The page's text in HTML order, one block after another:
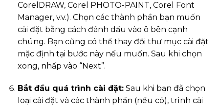
CorelDRAW, Corel PHOTO-PAINT, Corel Font
Manager, v.v.). Chọn các thành phần bạn muốn
cài đặt bằng cách đánh dấu vào ô bên cạnh
chúng. Bạn cũng có thể thay đổi thư mục cài đặt
mặc định tại bước này nếu muốn. Sau khi chọn
xong, nhấp vào “Next”.
Bắt đầu quá trình cài đặt:Sau khi bạn đã chọn
loại cài đặt và các thành phần (nếu có), trình cài